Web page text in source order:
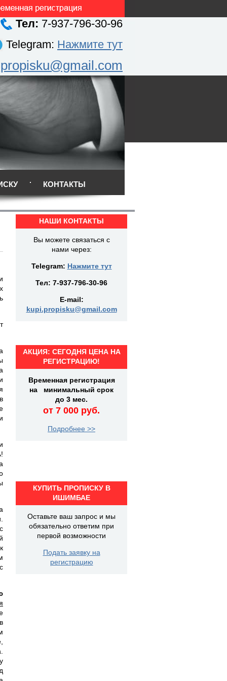
Тел: 7-937-796-30-96
Telegram: Нажмите тут
КОНТАКТЫ
НАШИ КОНТАКТЫ
Вы можете связаться с
нами через:
Telegram: Нажмите тут
Тел: 7-937-796-30-96
E-mail:
kupi.propisku@gmail.com
АКЦИЯ: СЕГОДНЯ ЦЕНА НА
РЕГИСТРАЦИЮ!
Временная регистрация
на минимальный срок
до 3 мес.
от 7 000 руб.
Подробнее >>
КУПИТЬ ПРОПИСКУ В
ИШИМБАЕ
Оставьте ваш запрос и мы
обязательно ответим при
первой возможности
Подать заявку на
регистрацию